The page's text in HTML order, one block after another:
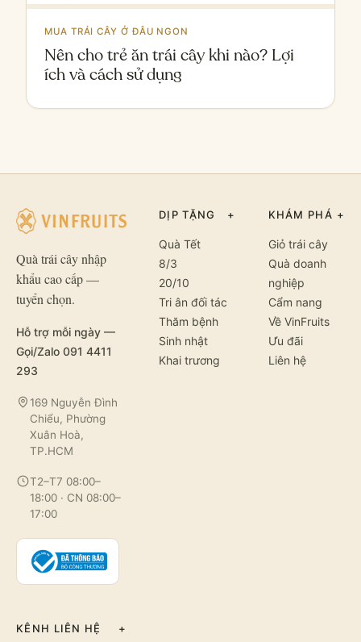
MUA TRÁI CÂY Ở ĐÂU NGON
Nên cho trẻ ăn trái cây khi nào? Lợi
ích và cách sử dụng
Quà trái cây nhập
khẩu cao cấp —
tuyển chọn.
Hỗ trợ mỗi ngày —
Gọi/Zalo 091 4411
293
169 Nguyễn Đình
Chiểu, Phường
Xuân Hoà,
TP.HCM
T2–T7 08:00–
18:00 · CN 08:00–
17:00
DỊP TẶNG +
Quà Tết
8/3
20/10
Tri ân đối tác
Thăm bệnh
Sinh nhật
Khai trương
KHÁM PHÁ +
Giỏ trái cây
Quà doanh
nghiệp
Cẩm nang
Về VinFruits
Ưu đãi
Liên hệ
KÊNH LIÊN HỆ +